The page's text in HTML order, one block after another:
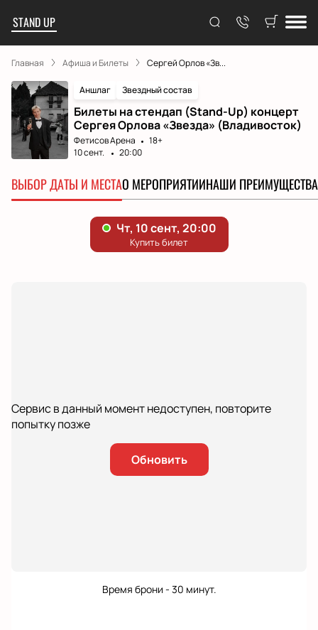
STAND UP
Главная Афиша и Билеты Сергей Орлов «Зв...
Аншлаг Звездный состав
Билеты на стендап (Stand-Up) концерт
Сергея Орлова «Звезда» (Владивосток)
Фетисов Арена
18+
10 сент.
20:00
ВЫБОР ДАТЫ И МЕСТАО МЕРОПРИЯТИИНАШИ ПРЕИМУЩЕСТВА
Сервис в данный момент недоступен, повторите
попытку позже
Обновить
Время брони - 30 минут.